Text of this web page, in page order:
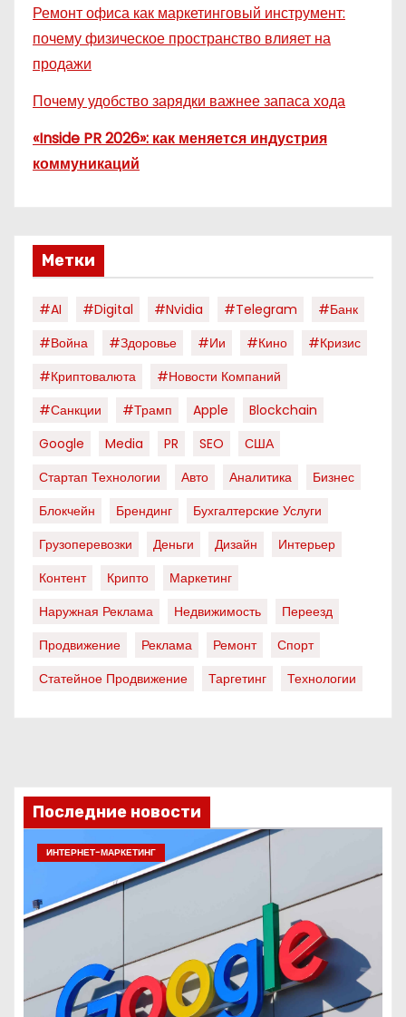
Ремонт офиса как маркетинговый инструмент:
почему физическое пространство влияет на
продажи
Почему удобство зарядки важнее запаса хода
«Inside PR 2026»: как меняется индустрия
коммуникаций
Метки
#AI #digital #nvidia #telegram
#банк
#война
#здоровье #ии #кино
#кризис
#криптовалюта
#новости Компаний
#санкции
#трамп Apple
Blockchain
Google
Media PR SEO
США
Стартап Технологии
Авто Аналитика
Бизнес
Блокчейн
Брендинг
Бухгалтерские Услуги
Грузоперевозки
Деньги Дизайн
Интерьер
Контент
Крипто
Маркетинг
Наружная Реклама
Недвижимость
Переезд
Продвижение
Реклама Ремонт
Спорт
Статейное Продвижение
Таргетинг Технологии
Последние новости
ИНТЕРНЕТ-МАРКЕТИНГ